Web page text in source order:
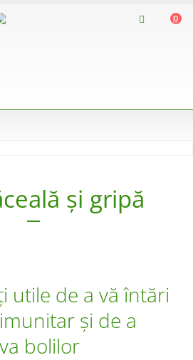
0
și gripă
utile de a vă întări
și de a
bolilor